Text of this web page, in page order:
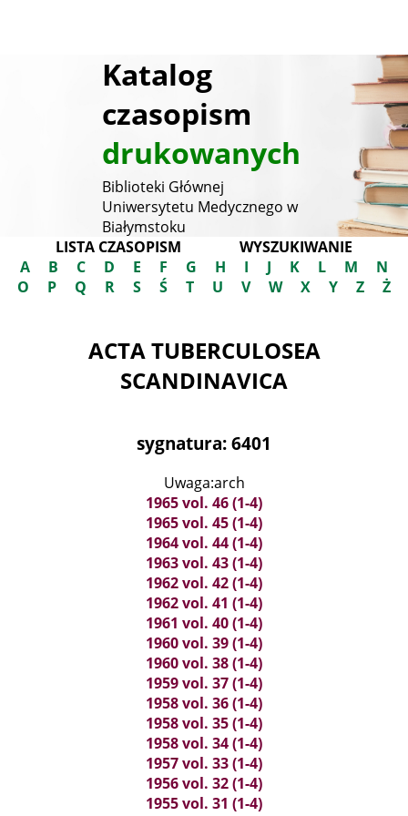
Katalog
czasopism
drukowanych
Biblioteki Głównej
Uniwersytetu Medycznego w
Białymstoku
LISTA CZASOPISM
WYSZUKIWANIE
A
B C D E F G H I J K L M
N
O
P Q R S Ś T U V W X Y Z Ż
ACTA TUBERCULOSEA
SCANDINAVICA
sygnatura: 6401
Uwaga:arch
1965 vol. 46 (1-4)
1965 vol. 45 (1-4)
1964 vol. 44 (1-4)
1963 vol. 43 (1-4)
1962 vol. 42 (1-4)
1962 vol. 41 (1-4)
1961 vol. 40 (1-4)
1960 vol. 39 (1-4)
1960 vol. 38 (1-4)
1959 vol. 37 (1-4)
1958 vol. 36 (1-4)
1958 vol. 35 (1-4)
1958 vol. 34 (1-4)
1957 vol. 33 (1-4)
1956 vol. 32 (1-4)
1955 vol. 31 (1-4)